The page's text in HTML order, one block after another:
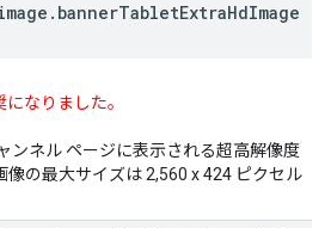
. bannerTabletExtraHdImage
なりました。
ンネル ページに表示される超高解像度
像の最大サイズは 2,560 x 424 ピクセル